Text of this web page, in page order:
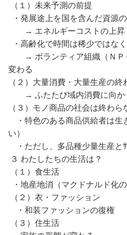
（１）未来予測の前提
・発展途上を国を含んだ資源
→ エネルギーコストの上昇
・高齢化で時間は稀少ではな
→ ボランティア組織（ＮＰ
変わる
（２）大量消費・大量生産の終
→ ふたたび域内消費に向か
（３）モノ商品の社会は終わら
・特色のある商品供給者は生
い）
・ただし、多品種少量生産と
３ わたしたちの生活は？
（１）食生活
・地産地消（マクドナルド化の
（２）衣・ファッション
・和装ファッションの復権
（３）住生活